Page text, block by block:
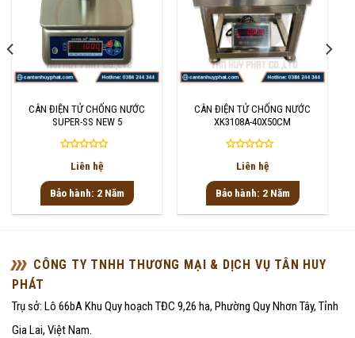
CÂN ĐIỆN TỬ CHỐNG NƯỚC
SUPER-SS NEW 5
Được
hạng
0
5
Liên hệ
Bảo hành: 2 Năm
CÂN ĐIỆN TỬ CHỐNG NƯỚC
XK3108A-40X50CM
Được
hạng
0
5
Liên hệ
Bảo hành: 2 Năm
CÔNG TY TNHH THƯƠNG MẠI & DỊCH VỤ TÂN HUY
PHÁT
Trụ sở: Lô 66bA Khu Quy hoạch TĐC 9,26 ha, Phường Quy Nhơn Tây, Tỉnh
Gia Lai, Việt Nam.